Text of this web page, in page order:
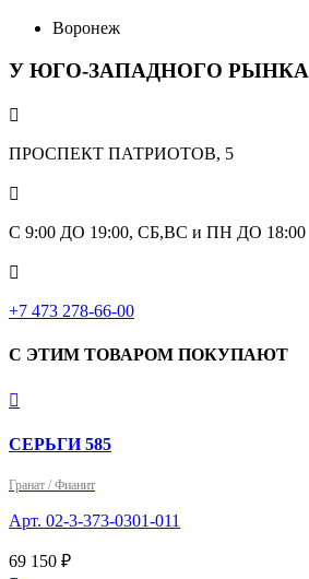
Воронеж
У ЮГО-ЗАПАДНОГО РЫНКА

ПРОСПЕКТ ПАТРИОТОВ, 5

С 9:00 ДО 19:00, СБ,ВС и ПН ДО 18:00

+7 473 278-66-00
С ЭТИМ ТОВАРОМ ПОКУПАЮТ

СЕРЬГИ 585
Гранат / Фианит
Арт. 02-3-373-0301-011
69 150 ₽